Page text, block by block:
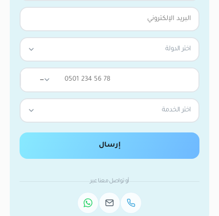
اختر الدولة
—
اختر الخدمة
إرسال
أو تواصل معنا عبر